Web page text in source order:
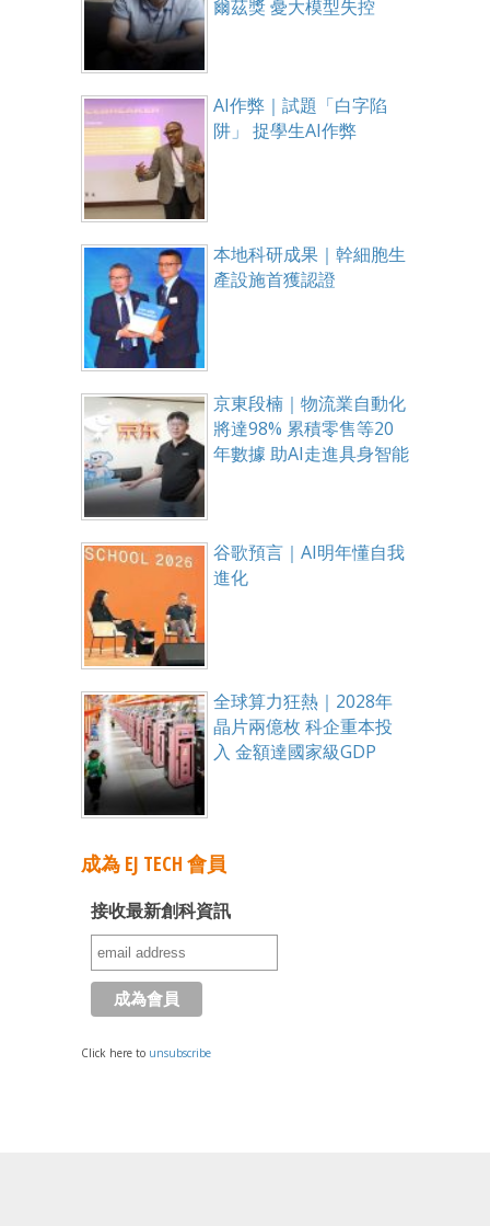
爾茲獎 憂大模型失控
AI作弊｜試題「白字陷
阱」 捉學生AI作弊
本地科研成果｜幹細胞生
產設施首獲認證
京東段楠｜物流業自動化
將達98% 累積零售等20
年數據 助AI走進具身智能
谷歌預言｜AI明年懂自我
進化
全球算力狂熱｜2028年
晶片兩億枚 科企重本投
入 金額達國家級GDP
成為 EJ TECH 會員
接收最新創科資訊
Click here to unsubscribe